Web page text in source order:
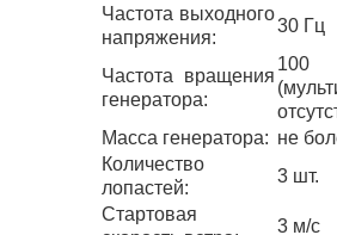
Частота выходного
напряжения:
30 Гц
Частота вращения
генератора:
Масса генератора: не
Количество
лопастей:
3 шт.
Стартовая
3 м/с